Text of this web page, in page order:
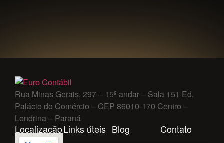
Rua Minas Gerais, 297 – 15º andar – Sala 151 Ed.
Palácio do Comércio – CEP 86010-170 Centro –
Londrina – Paraná
LocalizaçãoLinks úteis Blog Contato